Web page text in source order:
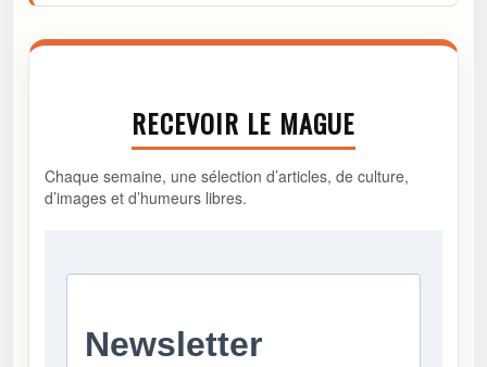
RECEVOIR LE MAGUE
Chaque semaine, une sélection d’articles, de culture,
d’images et d’humeurs libres.